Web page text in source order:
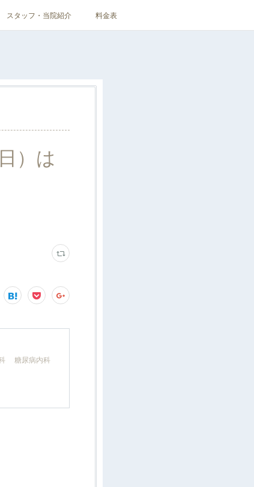
スタッフ・当院紹介 料金表
）は
科 糖尿病内科